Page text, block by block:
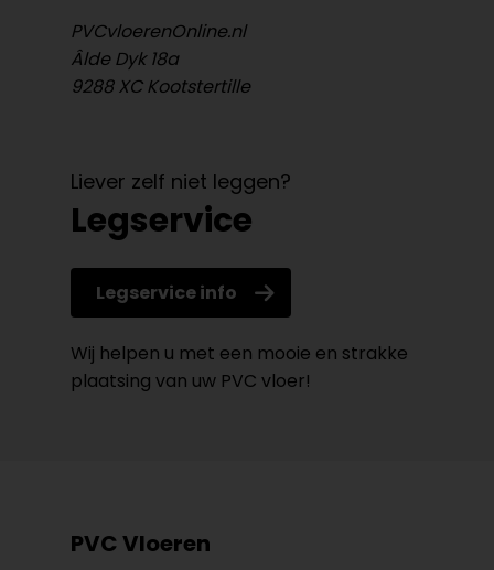
PVCvloerenOnline.nl
Âlde Dyk 18a
9288 XC Kootstertille
Liever zelf niet leggen?
Legservice
Legservice info
Wij helpen u met een mooie en strakke
plaatsing van uw PVC vloer!
PVC Vloeren